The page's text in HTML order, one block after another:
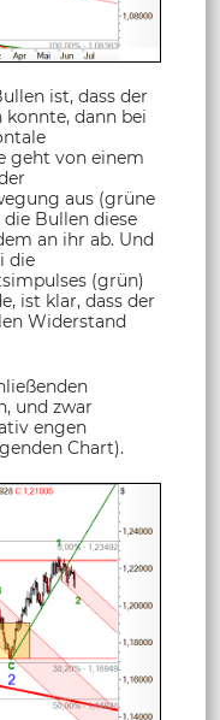
ist, dass der
dann bei
geht von einem
aus (grüne
die Bullen diese
an ihr ab. Und
die
(grün)
ist klar, dass der
Widerstand
und zwar
engen
Chart).